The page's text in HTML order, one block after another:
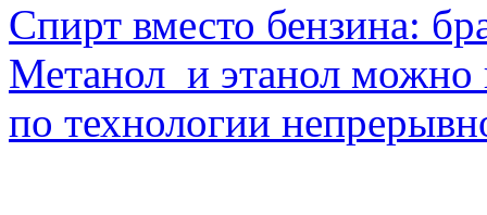
Спирт вместо бензина:
Метанол и этанол можно
по технологии